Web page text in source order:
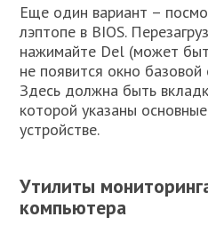
Еще один вариант –
лэптопе в BIOS.
нажимайте Del (может
не появится окно
Здесь должна быть
которой указаны
устройстве.
Утилиты
компьютера